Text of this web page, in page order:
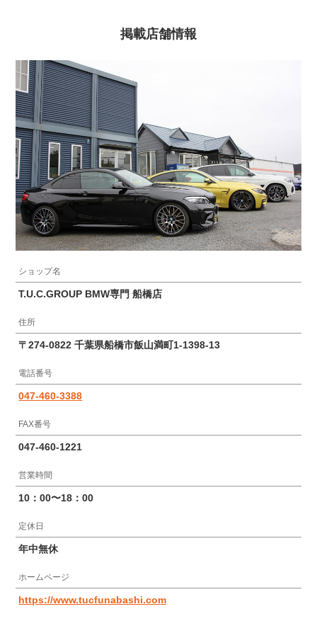
掲載店舗情報
ショップ名
T.U.C.GROUP BMW専門 船橋店
住所
〒274-0822 千葉県船橋市飯山満町1-1398-13
電話番号
047-460-3388
FAX番号
047-460-1221
営業時間
10：00〜18：00
定休日
年中無休
ホームページ
https://www.tucfunabashi.com